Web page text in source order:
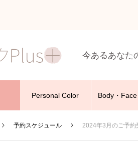
今あるあなた
Personal Color Body・
予約スケジュール 2024年3月のご予約